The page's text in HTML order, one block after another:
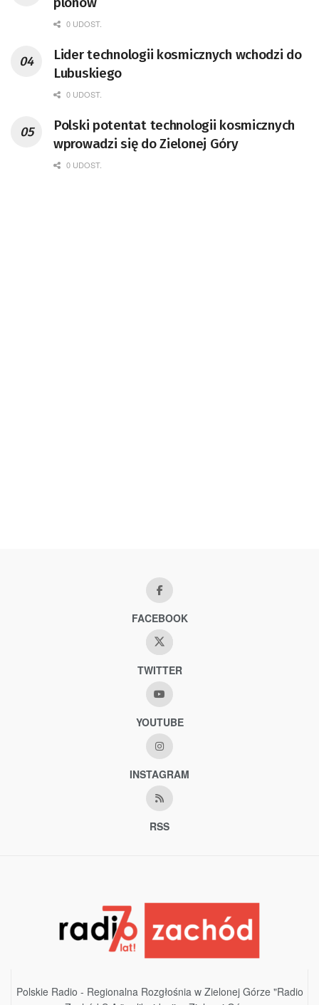
koordynator Rady Sektorowej ds.
Kompetencji Przemysłu Lotniczo-
Badań Kosmicznych i Satelitarnych PAN.
0 UDOST.
Lider technologii kosmicznych wchodzi do
Lubuskiego
0 UDOST.
Polski potentat technologii kosmicznych
wprowadzi się do Zielonej Góry
0 UDOST.
FACEBOOK
TWITTER
YOUTUBE
INSTAGRAM
RSS
Polskie Radio - Regionalna Rozgłośnia w Zielonej Górze "Radio